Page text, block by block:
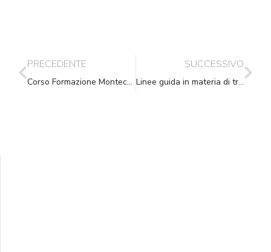
PRECEDENTE
Corso Formazione Montecchio Emilia (RE) – 20.04.2011
SUCCESSIVO
Linee guida in materia di trattamento di dati personali contenuti anche in atti e documenti amministrativi, effettuato da soggetti pubblici per finalità di pubblicazione e diffusione sul web